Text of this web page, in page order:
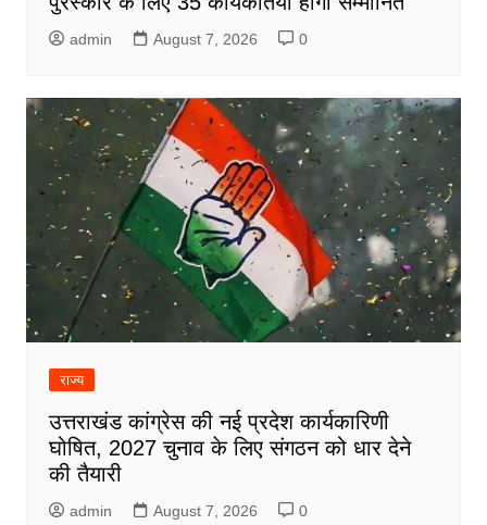
admin August 7, 2026 0
राज्य
उत्तराखंड कांग्रेस की नई प्रदेश कार्यकारिणी
घोषित, 2027 चुनाव के लिए संगठन को धार देने
की तैयारी
admin August 7, 2026 0